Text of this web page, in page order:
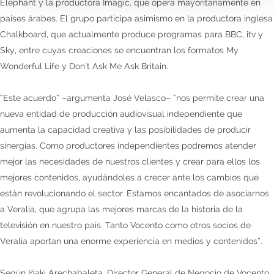
Elephant y la productora Imagic, que opera mayoritariamente en
países árabes. El grupo participa asimismo en la productora inglesa
Chalkboard, que actualmente produce programas para BBC, itv y
Sky, entre cuyas creaciones se encuentran los formatos My
Wonderful Life y Don’t Ask Me Ask Britain.
“Este acuerdo” −argumenta José Velasco− “nos permite crear una
nueva entidad de producción audiovisual independiente que
aumenta la capacidad creativa y las posibilidades de producir
sinergias. Como productores independientes podremos atender
mejor las necesidades de nuestros clientes y crear para ellos los
mejores contenidos, ayudándoles a crecer ante los cambios que
están revolucionando el sector. Estamos encantados de asociarnos
a Veralia, que agrupa las mejores marcas de la historia de la
televisión en nuestro país. Tanto Vocento como otros socios de
Veralia aportan una enorme experiencia en medios y contenidos”.